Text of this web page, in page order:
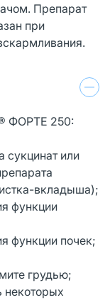
Препарат
при
ФОРТЕ 250:
сукцинат или
вкладыша);
функции
функции почек;
грудью;
некоторых